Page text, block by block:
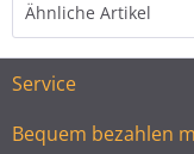
Ähnliche Artikel
Service
Bequem bezahlen